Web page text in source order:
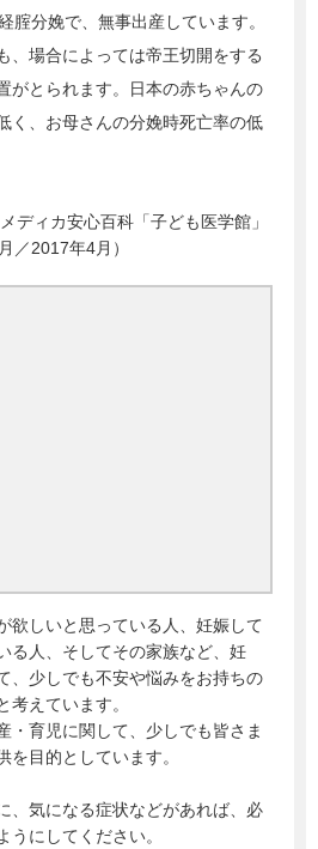
分娩で、無事出産しています。
、場合によっては帝王切開をする
がとられます。日本の赤ちゃんの
く、お母さんの分娩時死亡率の低
ディカ安心百科「子ども医学館」
／2017年4月）
欲しいと思っている人、妊娠して
る人、そしてその家族など、妊
、少しでも不安や悩みをお持ちの
考えています。
・育児に関して、少しでも皆さま
を目的としています。
、気になる症状などがあれば、必
うにしてください。